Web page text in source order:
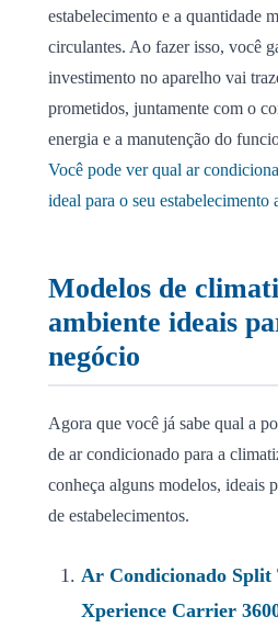
estabelecimento e a quantidade
circulantes. Ao fazer isso, você
investimento no aparelho vai
prometidos, juntamente com o
energia e a manutenção do
Você pode ver qual ar
ideal para o seu estabelecimento
Modelos de
ambiente ideais
negócio
Agora que você já sabe qual a
de ar condicionado para a
conheça alguns modelos, ideais
de estabelecimentos.
Ar Condicionado Split
Xperience Carrier